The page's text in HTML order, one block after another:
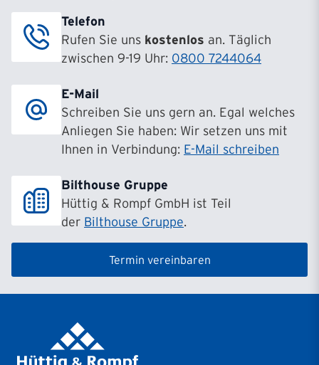
Barmbeker Straße 8
22303
Hamburg
Maria-Montessori-Allee 10
63457
Hanau
Filiale Hannover
30519
Hannover
Filiale Köln
Subbelrather Straße 15a
Filiale Leipzig
Leipzig
Telefon
Rufen Sie uns kostenlos an. Täglich
zwischen 9-19 Uhr: 0800 7244064
E-Mail
Schreiben Sie uns gern an. Egal welches
Anliegen Sie haben: Wir setzen uns mit
Ihnen in Verbindung: E-Mail schreiben
Bilthouse Gruppe
Hüttig & Rompf GmbH ist Teil
der Bilthouse Gruppe.
Termin vereinbaren